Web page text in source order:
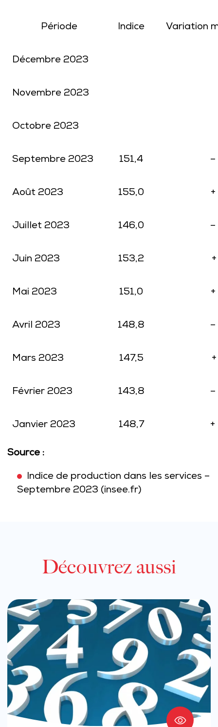
Période Indice Variation
Décembre 2023
Novembre 2023
Octobre 2023
Septembre 2023 151,4 –
Août 2023 155,0
Juillet 2023 146,0 –
Juin 2023 153,2
Mai 2023 151,0
Avril 2023 148,8 –
Mars 2023 147,5
Février 2023 143,8 –
Janvier 2023 148,7
Source :
Indice de production dans les services –
Septembre 2023 (insee.fr)
Découvrez aussi